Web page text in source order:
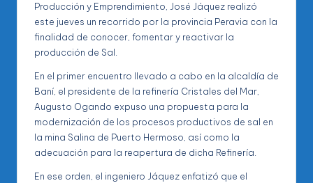
Producción y Emprendimiento, José Jáquez realizó
este jueves un recorrido por la provincia Peravia con la
finalidad de conocer, fomentar y reactivar la
producción de Sal.
En el primer encuentro llevado a cabo en la alcaldía de
Baní, el presidente de la refinería Cristales del Mar,
Augusto Ogando expuso una propuesta para la
modernización de los procesos productivos de sal en
la mina Salina de Puerto Hermoso, así como la
adecuación para la reapertura de dicha Refinería.
En ese orden, el ingeniero Jáquez enfatizó que el